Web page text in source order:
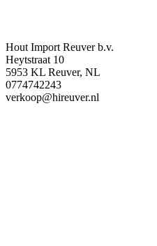
Hout Import Reuver b.v.
Heytstraat 10
5953 KL Reuver, NL
0774742243
verkoop@hireuver.nl